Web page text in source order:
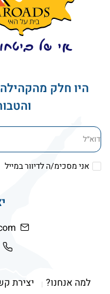
היו חלק
דוא׳׳ל
אני מסכימ/ה לדיוור במייל
למה אנחנו? יצירת